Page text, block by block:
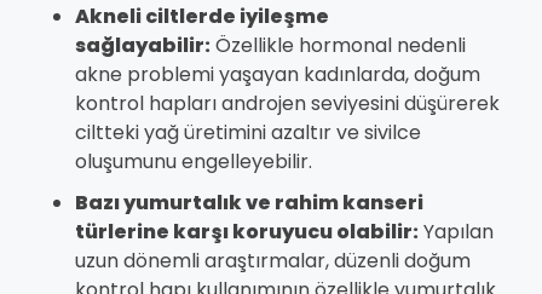
Akneli ciltlerde iyileşme
sağlayabilir:Özellikle hormonal nedenli
akne problemi yaşayan kadınlarda, doğum
kontrol hapları androjen seviyesini düşürerek
ciltteki yağ üretimini azaltır ve sivilce
oluşumunu engelleyebilir.
Bazı yumurtalık ve rahim kanseri
türlerine karşı koruyucu olabilir:Yapılan
uzun dönemli araştırmalar, düzenli doğum